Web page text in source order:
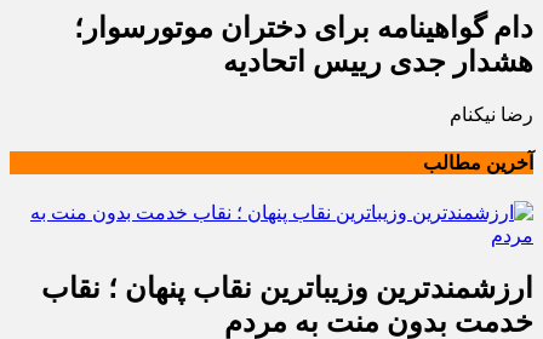
دام گواهینامه برای دختران موتورسوار؛
هشدار جدی رییس اتحادیه
رضا نیکنام
آخرین مطالب
ارزشمندترین وزیباترین نقاب پنهان ؛ نقاب
خدمت بدون منت به مردم